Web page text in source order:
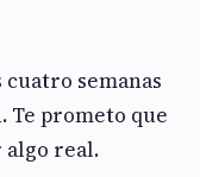
semanas
Te prometo que
algo real.